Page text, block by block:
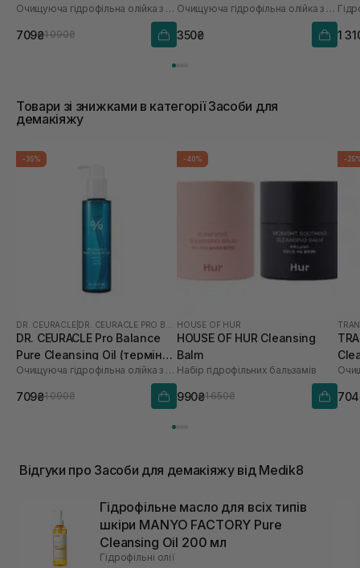
до 01.27р.) 155 мл
Очищуюча гідрофільна олійка з пробіотиками
709₴1 090₴
Очищуюча гідрофільна олійка з пробіотиками
350₴ 1
Товари зі знижками в категорії Засоби для
демакіяжу
-35%
DR. CEURACLE
DR. CEURACLE Pro Balance
Pure Cleansing Oil (термін
до 01.27р.) 155 мл
Очищуюча гідрофільна олійка з пробіотиками
709₴1 090₴
-40%
HOUSE OF HUR
HOUSE OF HUR Cleansing
Balm
Набір гідрофільних бальзамів
990₴1 650₴
-
Відгуки про Засоби для демакіяжу від Medik8
Гідрофільне масло для всіх типів
шкіри MANYO FACTORY Pure
Cleansing Oil 200 мл
Гідрофільні олії